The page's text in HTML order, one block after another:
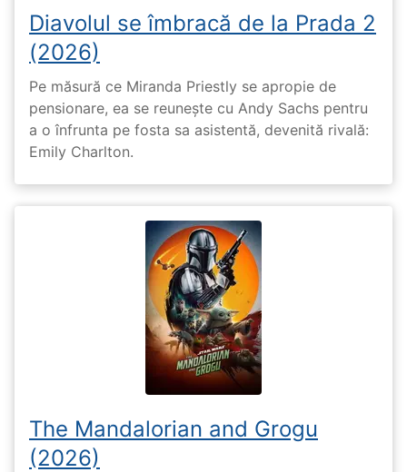
Diavolul se îmbracă de la Prada 2
(2026)
Pe măsură ce Miranda Priestly se apropie de
pensionare, ea se reunește cu Andy Sachs pentru
a o înfrunta pe fosta sa asistentă, devenită rivală:
Emily Charlton.
The Mandalorian and Grogu
(2026)